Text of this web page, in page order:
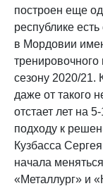
построен еще
республике
в Мордовии
тренировочного
сезону 2020/21.
даже от такого
отстает лет на
подходу к
Кузбасса
начала
«Металлург» и